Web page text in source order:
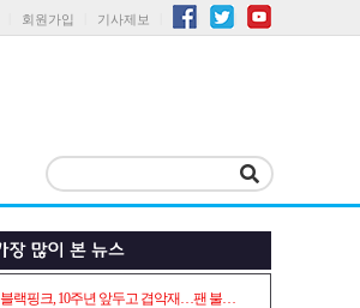
회원가입 기사제보
블랙핑크, 10주년 앞두고 겹악재…팬 불…